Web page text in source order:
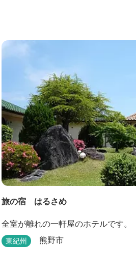
旅の宿 はるさめ
全室が離れの一軒屋のホテルです。
東紀州 熊野市